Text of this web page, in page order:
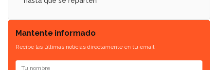
Mantente informado
Recibe las últimas noticias directamente en tu email.